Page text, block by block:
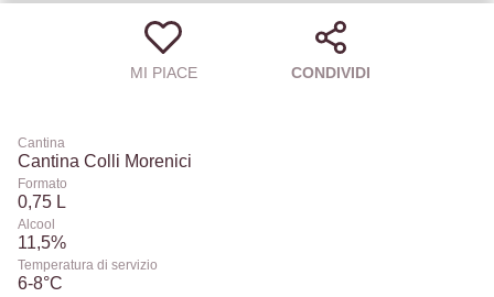
MI PIACE CONDIVIDI
Cantina
Cantina Colli Morenici
Formato
0,75 L
Alcool
11,5%
Temperatura di servizio
6-8°C